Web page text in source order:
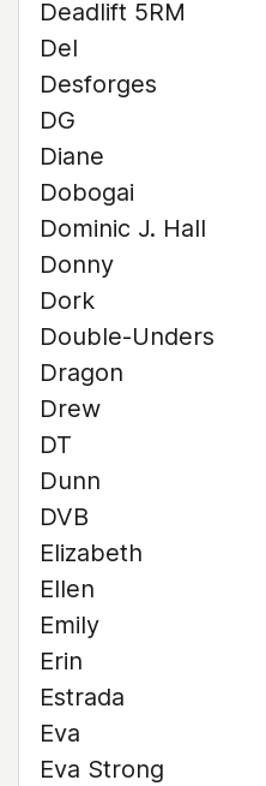
Deadlift 5RM
Del
Desforges
DG
Diane
Dobogai
Dominic J. Hall
Donny
Dork
Double-Unders
Dragon
Drew
DT
Dunn
DVB
Elizabeth
Ellen
Emily
Erin
Estrada
Eva
Eva Strong